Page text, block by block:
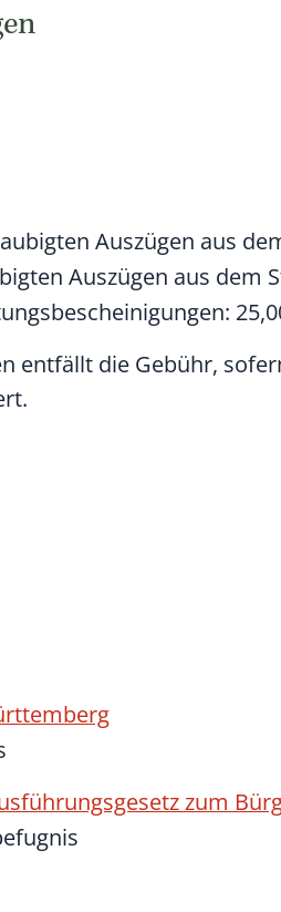
Auszügen aus
Auszügen aus dem
entfällt die Gebühr,
zum